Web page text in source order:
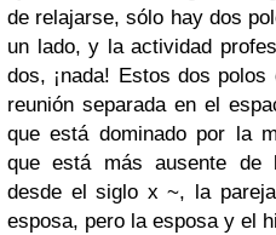
de relajarse, sólo hay dos
un lado, y la actividad
dos, ¡nada! Estos dos
reunión separada en el
que está dominado por la
que está más ausente de
desde el siglo x ~, la
esposa, pero la esposa y el